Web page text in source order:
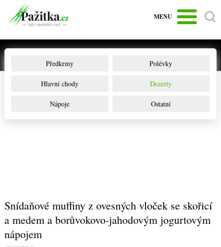
MENU
Předkrmy Polévky
Hlavní chody Dezerty
Nápoje Ostatní
Snídaňové muffiny z ovesných vloček se skořicí
a medem a borůvokovo-jahodovým jogurtovým
nápojem